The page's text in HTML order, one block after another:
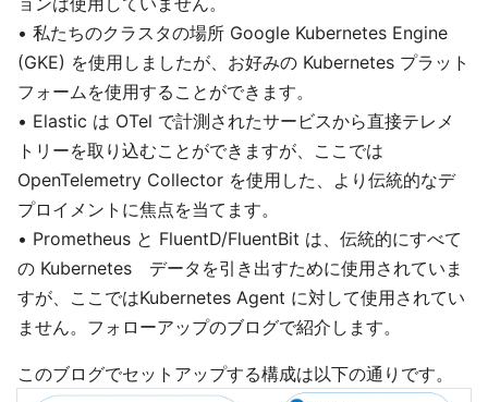
• 私たちのクラスタの場所 Google Kubernetes Engine
(GKE) を使用しましたが、お好みの Kubernetes プラット
フォームを使用することができます。
• Elastic は OTel で計測されたサービスから直接テレメ
トリーを取り込むことができますが、ここでは
OpenTelemetry Collector を使用した、より伝統的なデ
プロイメントに焦点を当てます。
• Prometheus と FluentD/FluentBit は、伝統的にすべて
の Kubernetes データを引き出すために使用されていま
すが、ここではKubernetes Agent に対して使用されてい
ません。フォローアップのブログで紹介します。
このブログでセットアップする構成は以下の通りです。